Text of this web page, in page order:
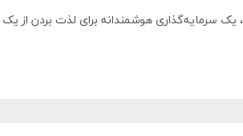
، یک سرمایه‌گذاری هوشمندانه برای لذت بردن از